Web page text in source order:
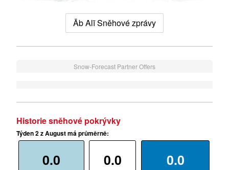
Āb Alī Sněhové zprávy
Snow-Forecast Partner Offers
Historie sněhové pokrývky
Týden 2 z August má průměrně:
0.0 0.0 0.0